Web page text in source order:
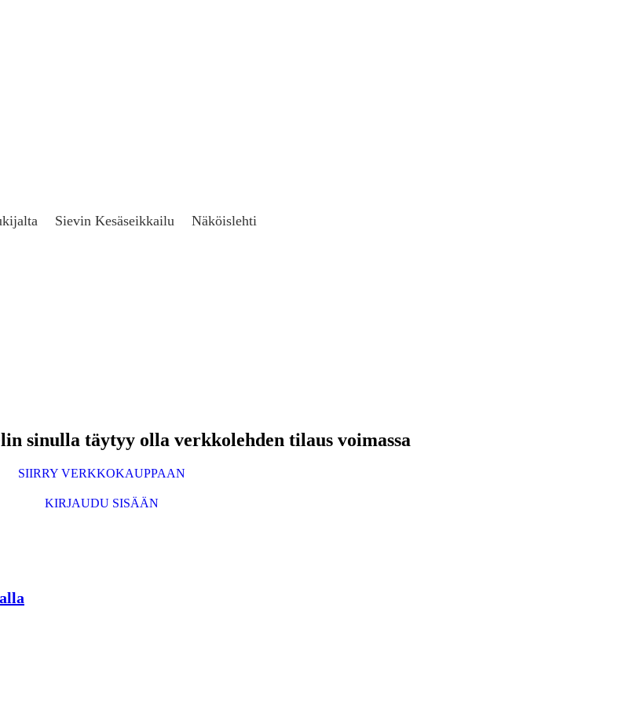
Sievin Kesäseikkailu Näköislehti
sinulla täytyy olla verkkolehden tilaus voimassa
SIIRRY VERKKOKAUPPAAN
KIRJAUDU SISÄÄN